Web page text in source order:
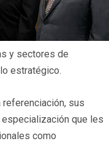
y sectores de
estratégico.
referenciación, sus
que les
como